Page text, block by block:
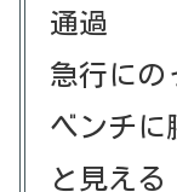
通過
急行にの
ベンチに
と見える